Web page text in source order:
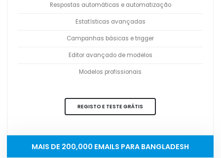
Respostas automáticas e automatização
Estatísticas avançadas
Campanhas básicas e trigger
Editor avançado de modelos
Modelos profissionais
REGISTO E TESTE GRÁTIS
MAIS DE 200,000 EMAILS PARA BANGLADESH